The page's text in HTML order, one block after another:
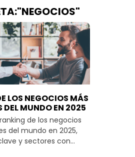
LOS NEGOCIOS MÁS
DEL MUNDO EN 2025
de los negocios
del mundo en 2025,
y sectores con